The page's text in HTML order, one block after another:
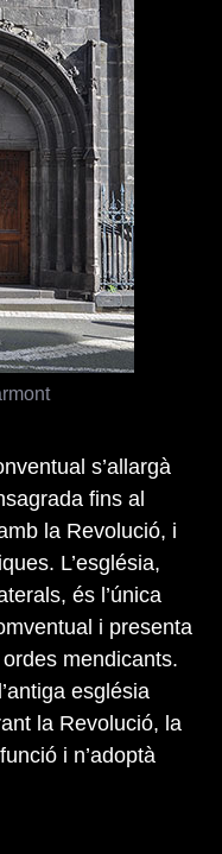
s’allargà
fins al
la Revolució, i
L’església,
és l’única
i presenta
mendicants.
església
la Revolució, la
i n’adoptà